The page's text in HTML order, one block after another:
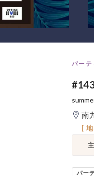
パーテ
南
[
パー